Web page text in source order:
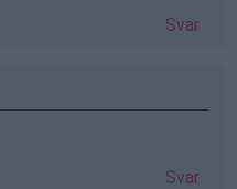
Svar
Svar